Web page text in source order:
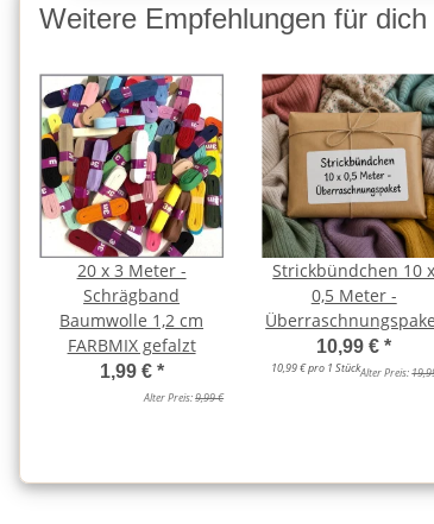
Weitere Empfehlungen für dich
20 x 3 Meter -
Schrägband
Baumwolle 1,2 cm
FARBMIX gefalzt
1,99 € *
Alter Preis:9,99 €
Strickbündchen 10 x
0,5 Meter -
10,99 €*
10,99 € pro 1 StückAlter Preis: